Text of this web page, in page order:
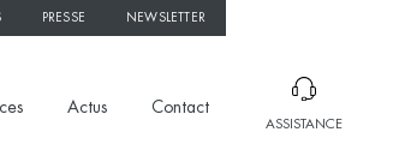
PRESSE NEWSLETTER
Actus Contact
ASSISTANCE